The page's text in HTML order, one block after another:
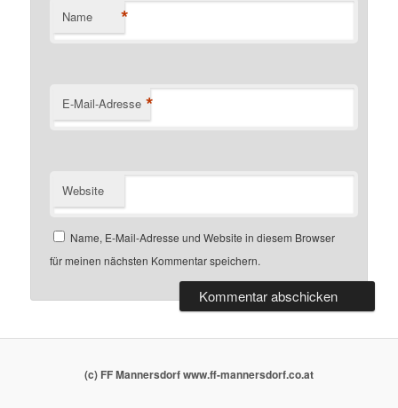
Name *
E-Mail-Adresse *
Website
Name, E-Mail-Adresse und Website in diesem Browser
für meinen nächsten Kommentar speichern.
(c) FF Mannersdorf www.ff-mannersdorf.co.at